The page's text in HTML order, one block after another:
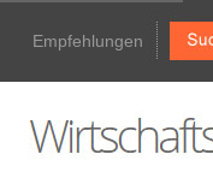
Empfehlungen